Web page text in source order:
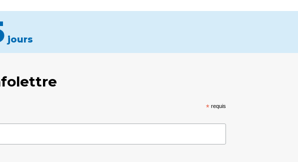
jours
*requis